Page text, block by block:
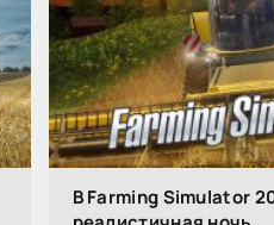
В Farming Simulator